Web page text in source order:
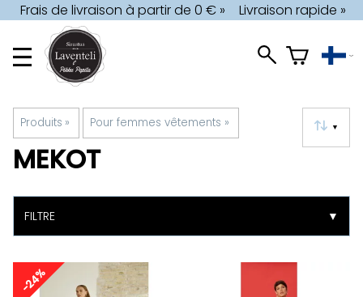
Frais de livraison à partir de 0 € » Livraison rapide »
Produits ‪» Pour femmes vêtements ‪» ▼
MEKOT
FILTRE ▼
-24%